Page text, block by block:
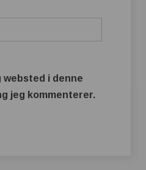
websted i denne
jeg kommenterer.